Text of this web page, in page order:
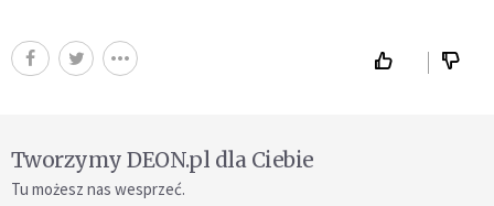
Tworzymy DEON.pl dla Ciebie
Tu możesz nas wesprzeć.